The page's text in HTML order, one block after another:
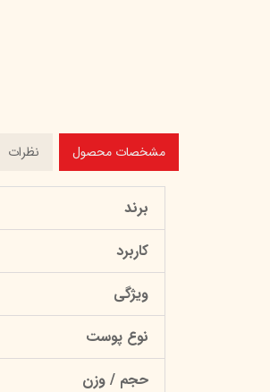
مشخصات محصول نظرات
برند
کاربرد
ویژگی
نوع پوست
حجم / وزن